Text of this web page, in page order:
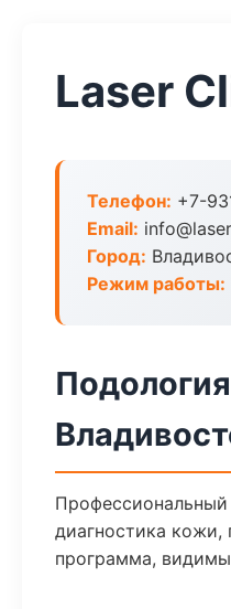
Laser
Телефон: +7-
Email:
Город:
Режим работы:
диагностика кожи,
программа,